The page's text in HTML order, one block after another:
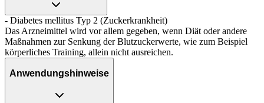
- Diabetes mellitus Typ 2 (Zuckerkrankheit)
Das Arzneimittel wird vor allem gegeben, wenn Diät oder andere
Maßnahmen zur Senkung der Blutzuckerwerte, wie zum Beispiel
körperliches Training, allein nicht ausreichen.
Anwendungshinweise